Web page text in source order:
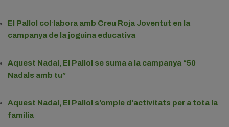
El Pallol col·labora amb Creu Roja Joventut en la
campanya de la joguina educativa
Aquest Nadal, El Pallol se suma a la campanya “50
Nadals amb tu”
Aquest Nadal, El Pallol s’omple d’activitats per a tota la
família